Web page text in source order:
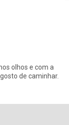
olhos e com a
de caminhar.